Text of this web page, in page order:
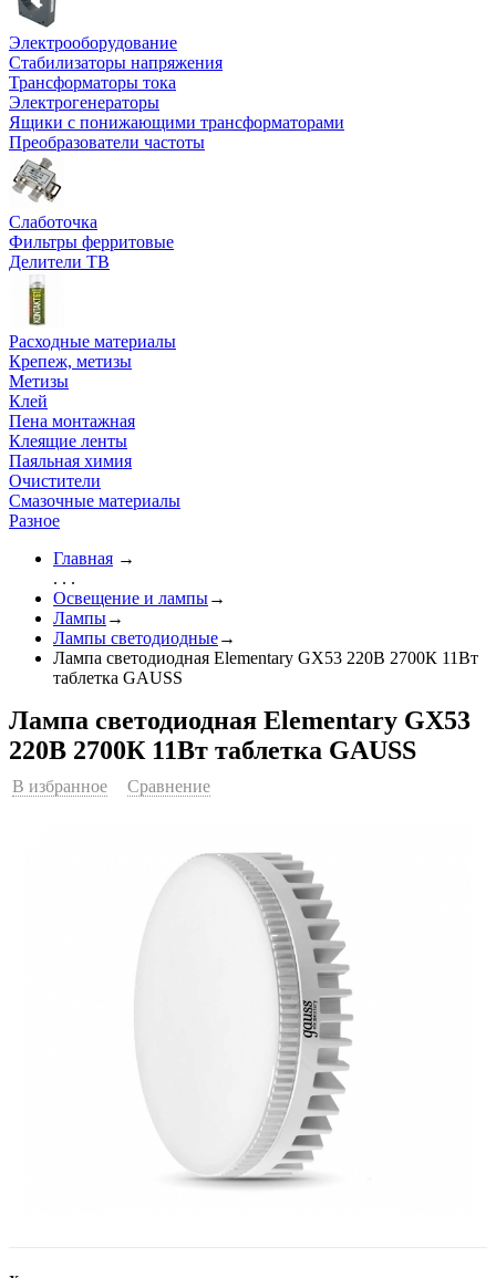
Электрооборудование
Стабилизаторы напряжения
Трансформаторы тока
Электрогенераторы
Ящики с понижающими трансформаторами
Преобразователи частоты
Слаботочка
Фильтры ферритовые
Делители ТВ
Расходные материалы
Крепеж, метизы
Метизы
Клей
Пена монтажная
Клеящие ленты
Паяльная химия
Очистители
Смазочные материалы
Разное
Главная →
. . .
Освещение и лампы→
Лампы→
Лампы светодиодные→
Лампа светодиодная Elementary GX53 220В 2700К 11Вт
таблетка GAUSS
Лампа светодиодная Elementary GX53
220В 2700К 11Вт таблетка GAUSS
В избранное Сравнение